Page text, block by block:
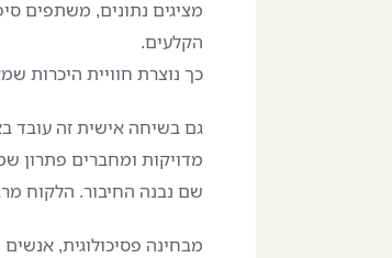
מציגים נתונים, משתפים
הקלעים.
כך נוצרת חוויית היכרות
גם בשיחה אישית זה עובד
מדויקות ומחברים פתרון
שם נבנה החיבור. הלקוח
מבחינה פסיכולוגית,